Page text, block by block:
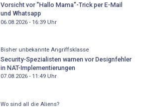
Vorsicht vor "Hallo Mama"-Trick per E-Mail
und Whatsapp
06.08.2026 - 16:39Uhr
Bisher unbekannte Angriffsklasse
Security-Spezialisten warnen vor Designfehler
in NAT-Implementierungen
07.08.2026 - 11:49Uhr
Wo sind all die Aliens?